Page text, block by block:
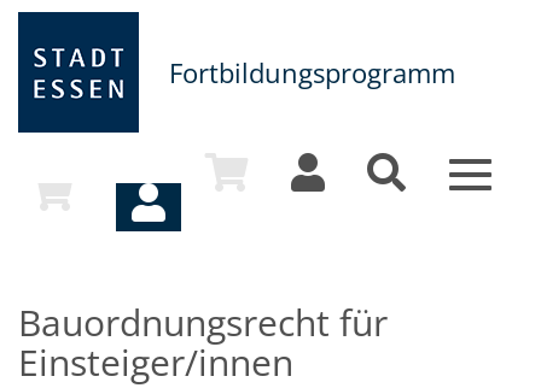
Fortbildungsprogramm
Toggle
Bauordnungsrecht für
Einsteiger/innen